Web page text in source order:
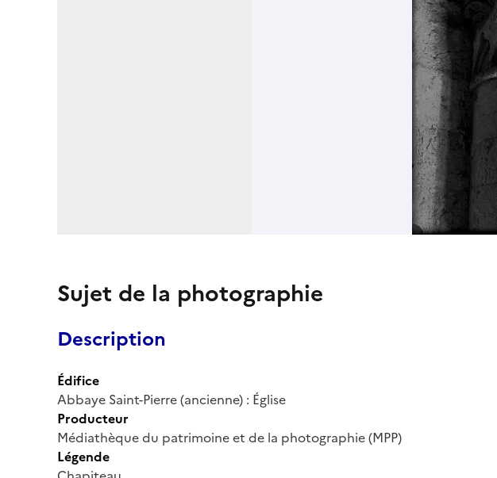
Sujet de la photographie
Description
Édifice
Abbaye Saint-Pierre (ancienne) : Église
Producteur
Médiathèque du patrimoine et de la photographie (MPP)
Légende